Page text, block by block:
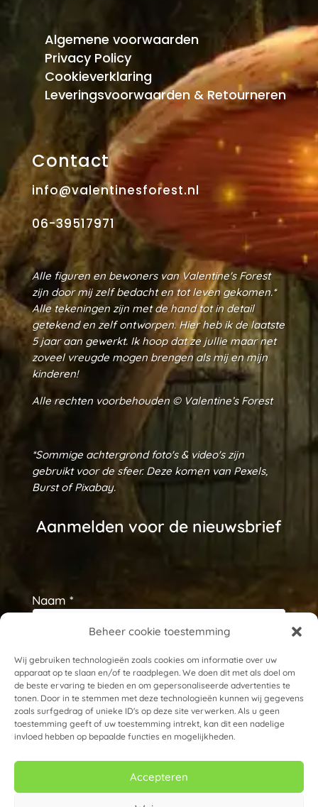
Beheer cookie toestemming
Wij gebruiken technologieën zoals cookies om informatie over uw
apparaat op te slaan en/of te raadplegen. We doen dit met als doel om
de beste ervaring te bieden en om gepersonaliseerde advertenties te
tonen. Door in te stemmen met deze technologieën kunnen wij gegevens
zoals surfgedrag of unieke ID's op deze site verwerken. Als u geen
toestemming geeft of uw toestemming intrekt, kan dit een nadelige
invloed hebben op bepaalde functies en mogelijkheden.
Accepteren
Algemene voorwaarden
Privacy Policy
Cookieverklaring
Leveringsvoorwaarden & Retourneren
Contact
info@valentinesforest.nl
06-39517971
Alle figuren en bewoners van Valentine's Forest
zijn door mij zelf bedacht en tot leven gekomen.*
Alle tekeningen zijn met de hand tot in detail
getekend en zelf ontworpen. Hier heb ik de laatste
5 jaar aan gewerkt. Ik hoop dat ze jullie maar net
zoveel vreugde mogen brengen als mij en mijn
kinderen!
Alle rechten voorbehouden ©Valentine’s Forest
*Sommige achtergrond foto's & video's zijn
gebruikt voor de sfeer. Deze komen van Pexels,
Burst of Pixabay.
Aanmelden voor de nieuwsbrief
Naam *